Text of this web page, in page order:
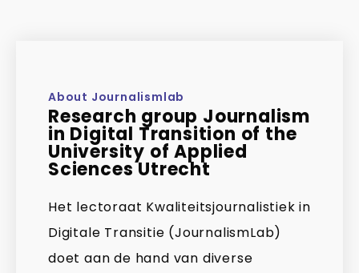
About Journalismlab
Research group Journalism
in Digital Transition of the
University of Applied
Sciences Utrecht
Het lectoraat Kwaliteitsjournalistiek in
Digitale Transitie (JournalismLab)
doet aan de hand van diverse